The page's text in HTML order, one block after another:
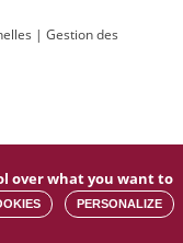
| Gestion des
over what you want to
PERSONALIZE